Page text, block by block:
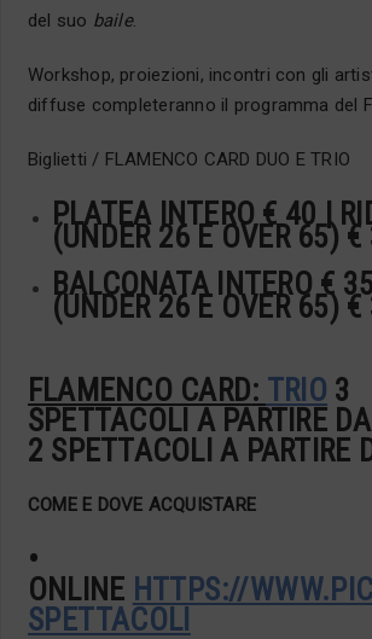
del suo baile.
Workshop, proiezioni, incontri con gli
diffuse completeranno il programma del
Biglietti / FLAMENCO CARD DUO E TRIO
PLATEA INTERO € 40 |
(UNDER 26 E OVER 65) €
BALCONATA INTERO €
(UNDER 26 E OVER 65) €
FLAMENCO CARD: TRIO 3
SPETTACOLI A PARTIRE
2 SPETTACOLI A PARTIRE
COME E DOVE ACQUISTARE
•
ONLINE HTTPS://
SPETTACOLI